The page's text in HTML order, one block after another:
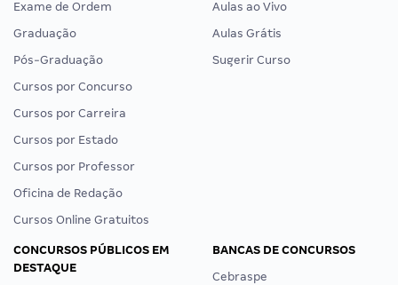
Exame de Ordem
Graduação
Pós-Graduação
Cursos por Concurso
Cursos por Carreira
Cursos por Estado
Cursos por Professor
Oficina de Redação
Cursos Online Gratuitos
Aulas ao Vivo
Aulas Grátis
Sugerir Curso
CONCURSOS PÚBLICOS EM
DESTAQUE
BANCAS DE CONCURSOS
Cebraspe